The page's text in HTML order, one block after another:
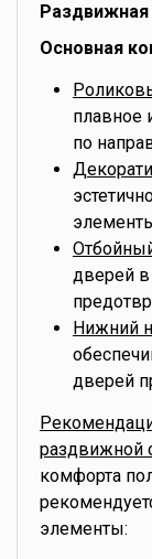
Раздвижная
Основная
плавное
по
дверей
Нижний
дверей
раздвижной
комфорта
элементы: